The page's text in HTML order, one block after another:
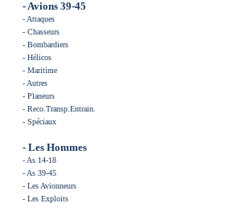
- Avions 39-45
- Attaques
- Chasseurs
- Bombardiers
- Hélicos
- Maritime
- Autres
- Planeurs
- Reco.Transp.Entrain
- Spéciaux
- Les Hommes
- As 14-18
- As 39-45
- Les Avionneurs
- Les Exploits